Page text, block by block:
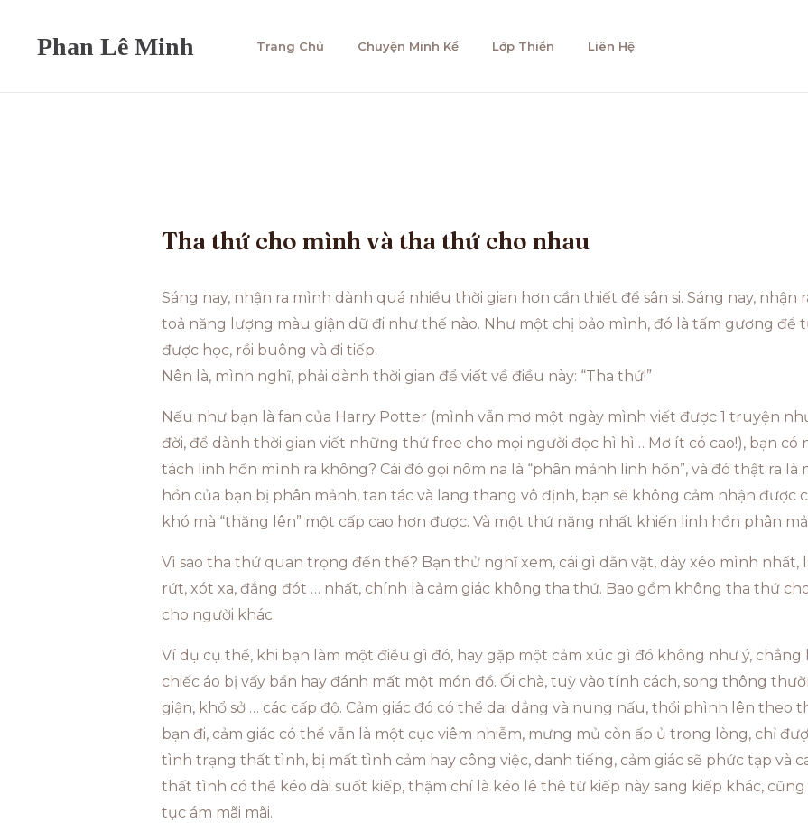
Trang Chủ Chuyện Minh Kể Lớp Thiền Liên Hệ
Tha thứ cho mình và tha thứ cho nhau
Sáng nay, nhận ra mình dành quá nhiều thời gian hơn cần thiết để sân si. Sáng nay,
toả năng lượng màu giận dữ đi như thế nào. Như một chị bảo mình, đó là tấm gương để
được học, rồi buông và đi tiếp.
Nên là, mình nghĩ, phải dành thời gian để viết về điều này: “Tha thứ!”
Nếu như bạn là fan của Harry Potter (mình vẫn mơ một ngày mình viết được 1 truyện
đời, để dành thời gian viết những thứ free cho mọi người đọc hì hì… Mơ ít có cao!), bạn có
tách linh hồn mình ra không? Cái đó gọi nôm na là “phân mảnh linh hồn”, và đó thật ra
hồn của bạn bị phân mảnh, tan tác và lang thang vô định, bạn sẽ không cảm nhận được
khó mà “thăng lên” một cấp cao hơn được. Và một thứ nặng nhất khiến linh hồn phân
Vì sao tha thứ quan trọng đến thế? Bạn thử nghĩ xem, cái gì dằn vặt, dày xéo mình nhất,
rứt, xót xa, đắng đót … nhất, chính là cảm giác không tha thứ. Bao gồm không tha thứ
cho người khác.
Ví dụ cụ thể, khi bạn làm một điều gì đó, hay gặp một cảm xúc gì đó không như ý,
chiếc áo bị vấy bẩn hay đánh mất một món đồ. Ối chà, tuỳ vào tính cách, song thông
giận, khổ sở … các cấp độ. Cảm giác đó có thể dai dẳng và nung nấu, thổi phình lên theo
bạn đi, cảm giác có thể vẫn là một cục viêm nhiễm, mưng mủ còn ấp ủ trong lòng, chỉ
tình trạng thất tình, bị mất tình cảm hay công việc, danh tiếng, cảm giác sẽ phức tạp và
thất tình có thể kéo dài suốt kiếp, thậm chí là kéo lê thê từ kiếp này sang kiếp khác,
tục ám mãi mãi.